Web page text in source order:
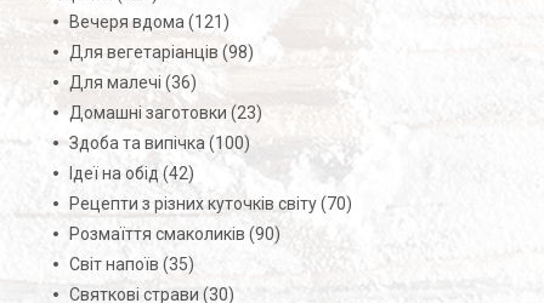
Вечеря вдома (121)
Для вегетаріанців (98)
Для малечі (36)
Домашні заготовки (23)
Здоба та випічка (100)
Ідеї на обід (42)
Рецепти з різних куточків світу(70)
Розмаїття смаколиків (90)
Світ напоїв (35)
Святкові страви (30)